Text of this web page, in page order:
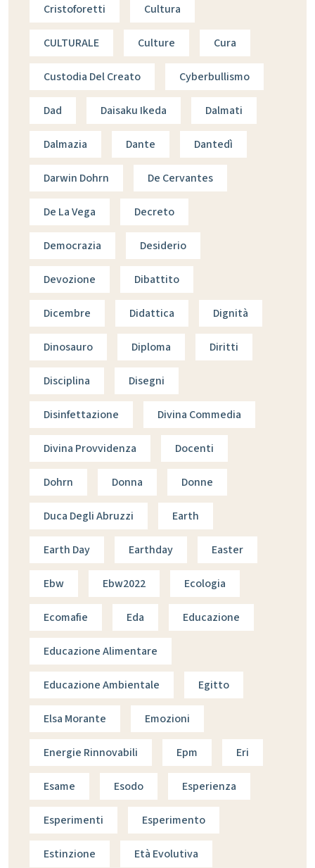
Cristoforetti Cultura
CULTURALE Culture Cura
Custodia Del Creato Cyberbullismo
Dad Daisaku Ikeda Dalmati
Dalmazia Dante Dantedì
Darwin Dohrn De Cervantes
De La Vega Decreto
Democrazia Desiderio
Devozione Dibattito
Dicembre Didattica Dignità
Dinosauro Diploma Diritti
Disciplina Disegni
Disinfettazione Divina Commedia
Divina Provvidenza Docenti
Dohrn Donna Donne
Duca Degli Abruzzi Earth
Earth Day Earthday Easter
Ebw Ebw2022 Ecologia
Ecomafie Eda Educazione
Educazione Alimentare
Educazione Ambientale Egitto
Elsa Morante Emozioni
Energie Rinnovabili Epm Eri
Esame Esodo Esperienza
Esperimenti Esperimento
Estinzione Età Evolutiva